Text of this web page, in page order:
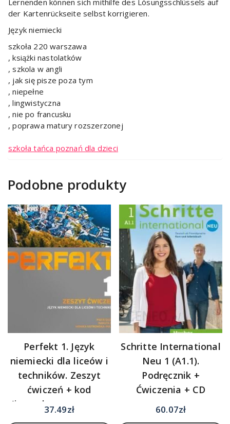
Lernenden können sich mithilfe des Lösungsschlüssels auf
der Kartenrückseite selbst korrigieren.
Język niemiecki
szkoła 220 warszawa
, książki nastolatków
, szkola w angli
, jak się pisze poza tym
, niepełne
, lingwistyczna
, nie po francusku
, poprawa matury rozszerzonej
szkoła tańca poznań dla dzieci
Podobne produkty
Perfekt 1. Język
niemiecki dla liceów i
techników. Zeszyt
ćwiczeń + kod
(interaktywny zeszyt
37.49zł
Schritte International
Neu 1 (A1.1).
Podręcznik +
Ćwiczenia + CD
60.07zł